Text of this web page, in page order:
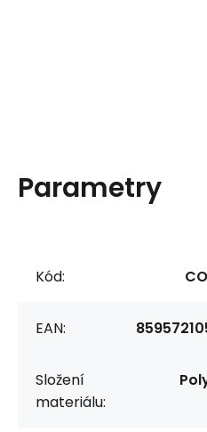
Parametry
Kód:
EAN:
Složení
materiálu: